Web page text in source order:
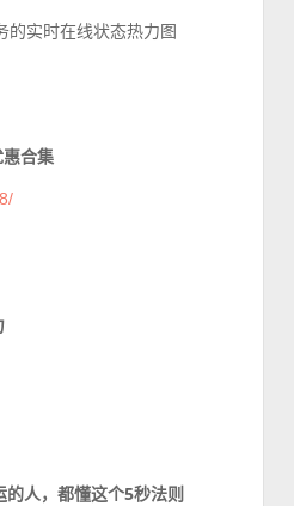
的实时在线状态热力图
合集
人，都懂这个5秒法则